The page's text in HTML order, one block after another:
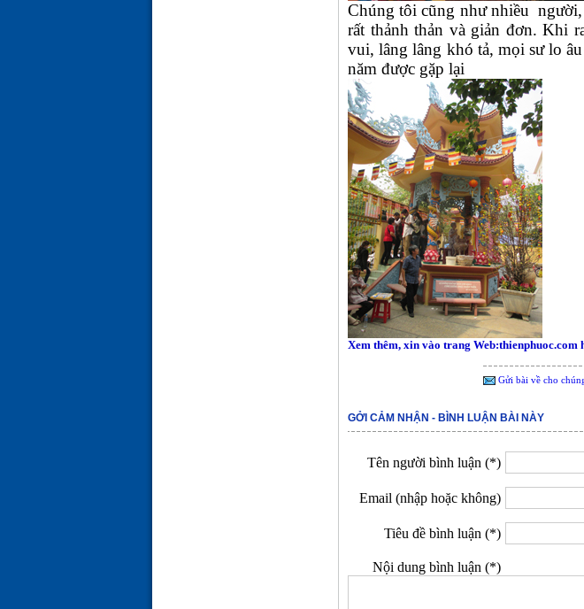
Chúng tôi cũng như nhiều người,
rất thảnh thản và giản đơn. Khi
vui, lâng lâng khó tả, mọi sư lo
năm được gặp lại
Xem thêm, xin vào trang Web:thienphuoc.com
Gửi bài về cho
GỞI CẢM NHẬN - BÌNH LUẬN BÀI NÀY
Tên người bình luận (*)
Email (nhập hoặc không)
Tiêu đề bình luận (*)
Nội dung bình luận (*)